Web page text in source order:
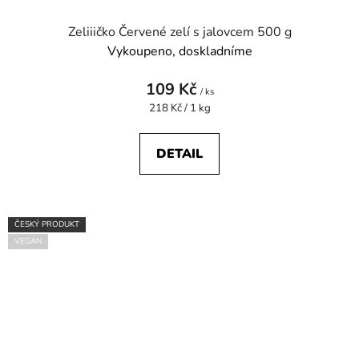
Zeliiičko Červené zelí s jalovcem 500 g
Vykoupeno, doskladníme
109 Kč / ks
Měrná
218 Kč / 1 kg
DETAIL
ČESKÝ PRODUKT
VEGAN